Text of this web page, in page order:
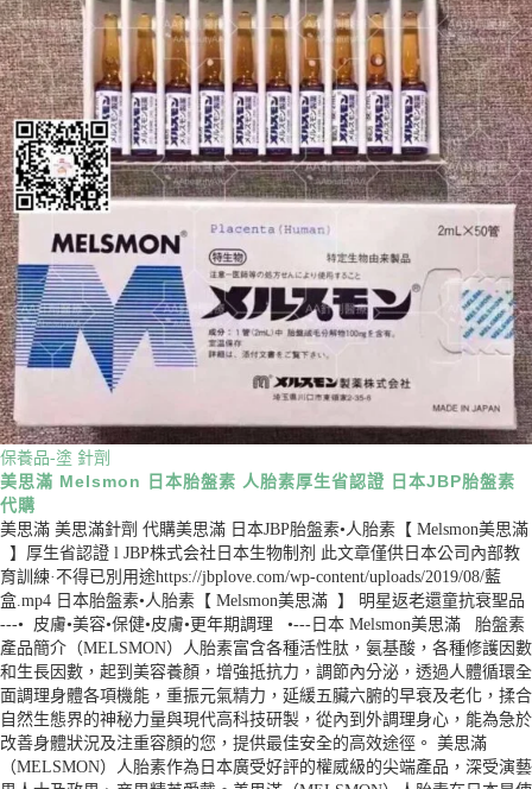
保養品-塗 針劑
美思滿 Melsmon 日本胎盤素 人胎素厚生省認證 日本JBP胎盤素
代購
美思滿 美思滿針劑 代購美思滿 日本JBP胎盤素•人胎素【 Melsmon美思滿
】厚生省認證 l JBP株式会社日本生物制剂 此文章僅供日本公司內部教
育訓練·不得已別用途https://jbplove.com/wp-content/uploads/2019/08/藍
盒.mp4 日本胎盤素•人胎素【 Melsmon美思滿 】 明星返老還童抗衰聖品
---• 皮膚•美容•保健•皮膚•更年期調理 •---日本 Melsmon美思滿 胎盤素
產品簡介（MELSMON）人胎素富含各種活性肽，氨基酸，各種修護因數
和生長因數，起到美容養顏，增強抵抗力，調節內分泌，透過人體循環全
面調理身體各項機能，重振元氣精力，延緩五臟六腑的早衰及老化，揉合
自然生態界的神秘力量與現代高科技研製，從內到外調理身心，能為急於
改善身體狀況及注重容顏的您，提供最佳安全的高效途徑。 美思滿
（MELSMON）人胎素作為日本廣受好評的權威級的尖端產品，深受演藝